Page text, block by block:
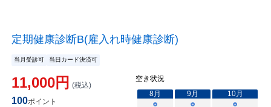
定期健康診断B(雇入れ時健康診断)
当月受診可 当日カード決済可
11,000円 (税込)
100ポイント
空き状況
8月 9月 10月
○
○ ○